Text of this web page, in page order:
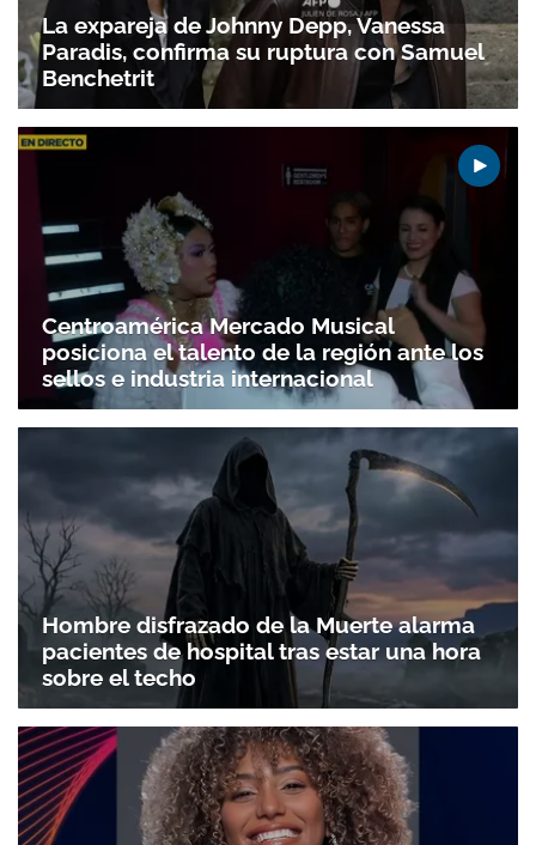
La expareja de Johnny Depp, Vanessa
Paradis, confirma su ruptura con Samuel
Benchetrit
Centroamérica Mercado Musical
posiciona el talento de la región ante los
sellos e industria internacional
Hombre disfrazado de la Muerte alarma
pacientes de hospital tras estar una hora
sobre el techo